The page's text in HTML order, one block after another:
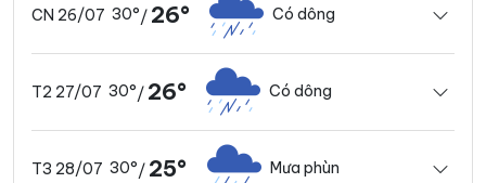
CN 26/07 30°/ 26° Có dông
T2 27/07 30°/ 26° Có dông
T3 28/07 30°/ 25° Mưa phùn